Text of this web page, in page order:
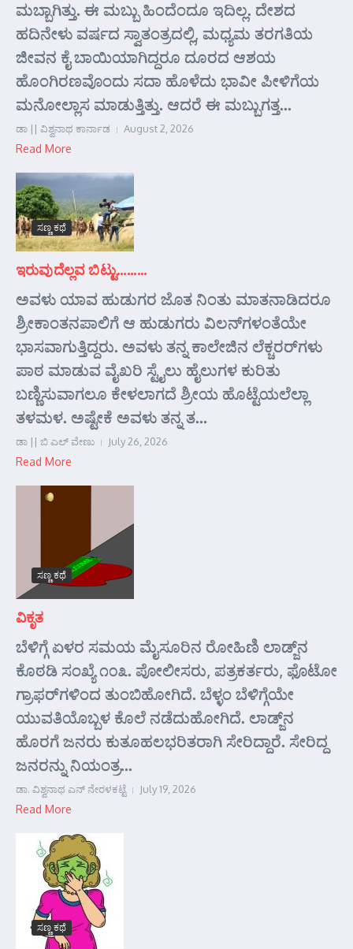
ಮಬ್ಬಾಗಿತ್ತು. ಈ ಮಬ್ಬು ಹಿಂದೆಂದೂ ಇದಿಲ್ಲ. ದೇಶದ
ಹದಿನೇಳು ವರ್ಷದ ಸ್ವಾತಂತ್ರದಲ್ಲಿ, ಮಧ್ಯಮ ತರಗತಿಯ
ಜೀವನ ಕೈ ಬಾಯಿಯಾಗಿದ್ದರೂ ದೂರದ ಆಶಯ
ಹೊಂಗಿರಣವೊಂದು ಸದಾ ಹೊಳೆದು ಭಾವೀ ಪೀಳಿಗೆಯ
ಮನೋಲ್ಲಾಸ ಮಾಡುತ್ತಿತ್ತು. ಆದರೆ ಈ ಮಬ್ಬುಗತ್ತ...
ಡಾ || ವಿಶ್ವನಾಥ ಕಾರ್ನಾಡ August 2, 2026
Read More
ಸಣ್ಣ ಕಥೆ
ಇರುವುದೆಲ್ಲವ ಬಿಟ್ಟು………
ಅವಳು ಯಾವ ಹುಡುಗರ ಜೊತ ನಿಂತು ಮಾತನಾಡಿದರೂ
ಶ್ರೀಕಾಂತನಪಾಲಿಗೆ ಆ ಹುಡುಗರು ವಿಲನ್‌ಗಳಂತೆಯೇ
ಭಾಸವಾಗುತ್ತಿದ್ದರು. ಅವಳು ತನ್ನ ಕಾಲೇಜಿನ ಲೆಕ್ಚರರ್‌ಗಳು
ಪಾಠ ಮಾಡುವ ವೈಖರಿ ಸ್ಟೈಲು ಹೈಲುಗಳ ಕುರಿತು
ಬಣ್ಣಿಸುವಾಗಲೂ ಕೇಳಲಾಗದೆ ಶ್ರೀಯ ಹೊಟ್ಟೆಯಲೆಲ್ಲಾ
ತಳಮಳ. ಅಷ್ಟೇಕೆ ಅವಳು ತನ್ನ ತ...
ಡಾ || ಬಿ ಎಲ್ ವೇಣು July 26, 2026
Read More
ಸಣ್ಣ ಕಥೆ
ವಿಕೃತ
ಬೆಳಿಗ್ಗೆ ಏಳರ ಸಮಯ ಮೈಸೂರಿನ ರೋಹಿಣಿ ಲಾಡ್ಜ್‌ನ
ಕೊಠಡಿ ಸಂಖ್ಯೆ ೧೦೩. ಪೋಲೀಸರು, ಪತ್ರಕರ್ತರು, ಫೊಟೋ
ಗ್ರಾಫರ್‌ಗಳಿಂದ ತುಂಬಿಹೋಗಿದೆ. ಬೆಳ್ಳಂ ಬೆಳಿಗ್ಗೆಯೇ
ಯುವತಿಯೊಬ್ಬಳ ಕೊಲೆ ನಡೆದುಹೋಗಿದೆ. ಲಾಡ್ಜ್‌ನ
ಹೊರಗೆ ಜನರು ಕುತೂಹಲಭರಿತರಾಗಿ ಸೇರಿದ್ದಾರೆ. ಸೇರಿದ್ದ
ಜನರನ್ನು ನಿಯಂತ್ರ...
ಡಾ. ವಿಶ್ವನಾಥ ಎನ್ ನೇರಳಕಟ್ಟೆ July 19, 2026
Read More
ಸಣ್ಣ ಕಥೆ